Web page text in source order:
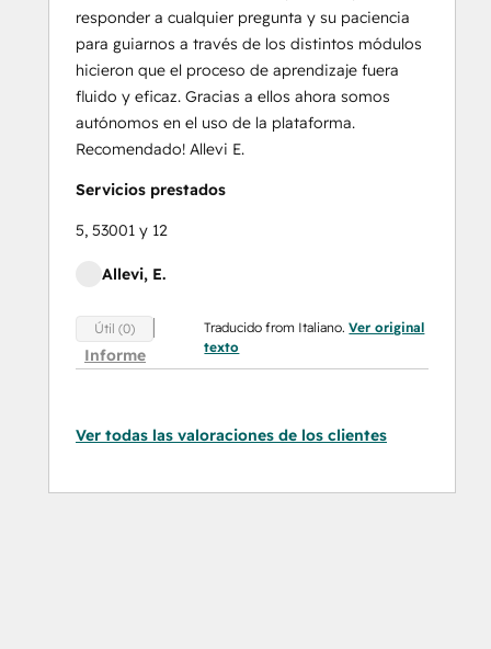
responder a cualquier pregunta y su paciencia
para guiarnos a través de los distintos módulos
hicieron que el proceso de aprendizaje fuera
fluido y eficaz. Gracias a ellos ahora somos
autónomos en el uso de la plataforma.
Recomendado! Allevi E.
Servicios prestados
5, 53001 y 12
Allevi, E.
Útil (0)
Informe
Traducido from Italiano.Ver original
texto
Ver todas las valoraciones de los clientes